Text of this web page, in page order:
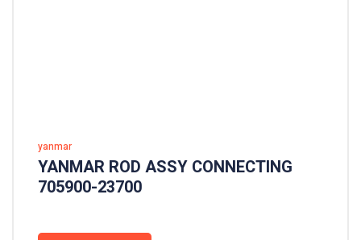
yanmar
YANMAR ROD ASSY CONNECTING
705900-23700